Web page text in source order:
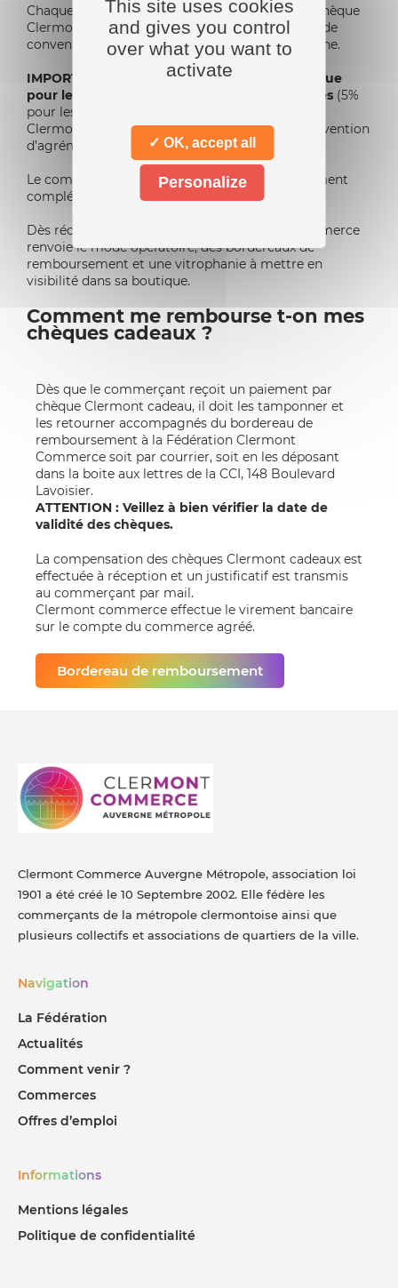
Chaque commerçant qui souhaite accepter le chèque
Clermont cadeau, doit nous faire une demande de
convention d’agrément par mail ou par téléphone.
IMPORTANT : Aucune commission n’est retenue
pour les commerces ayant moins de 10 salariés (5%
pour les commerces de plus de 10 salariés).
Clermont Commerce transmet en retour la convention
d’agrément.
Le commerçant retourne la convention d’agrément
complétée et signée, et accompagnée d’un RIB.
Dès réception de la convention, Clermont Commerce
renvoie le mode opératoire, des bordereaux de
remboursement et une vitrophanie à mettre en
visibilité dans sa boutique.
Comment me rembourse t-on mes
chèques cadeaux ?
Dès que le commerçant reçoit un paiement par
chèque Clermont cadeau, il doit les tamponner et
les retourner accompagnés du bordereau de
remboursement à la Fédération Clermont
Commerce soit par courrier, soit en les déposant
dans la boite aux lettres de la CCI, 148 Boulevard
Lavoisier.
ATTENTION : Veillez à bien vérifier la date de
validité des chèques.
La compensation des chèques Clermont cadeaux est
effectuée à réception et un justificatif est transmis
au commerçant par mail.
Clermont commerce effectue le virement bancaire
sur le compte du commerce agréé.
Bordereau de remboursement
Clermont Commerce Auvergne Métropole, association loi
1901 a été créé le 10 Septembre 2002. Elle fédère les
commerçants de la métropole clermontoise ainsi que
plusieurs collectifs et associations de quartiers de la ville.
Navigation
La Fédération
Actualités
Comment venir ?
Commerces
Offres d’emploi
Informations
Mentions légales
Politique de confidentialité
This site uses cookies
and gives you control
over what you want to
activate
✓ OK, accept all
Personalize